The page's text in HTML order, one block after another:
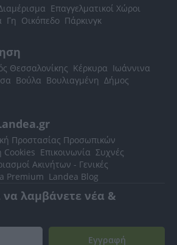
Επαγγελματικοί Χώροι
Γη Οικόπεδο Πάρκινγκ
Θεσσαλονίκης Κέρκυρα Ιωάννινα
Βούλα Βουλιαγμένη Δήμος
Προστασίας Προσωπικών
Cookies Επικοινωνία Συχνές
Ακινήτων - Γενικές
Premium Landea Blog
να λαμβάνετε νέα &
Εγγραφή